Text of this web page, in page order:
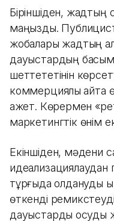
Біріншіден,
маңызды.
жобалары жадтың
дауыстардың
шеттететінін
коммерциялық қайта
қажет. Көрермен
маркетингтік өнім
Екіншіден, мәдени
идеализациялаудан
тұрғыда қолдануды
өткенді
дауыстарды қосуды